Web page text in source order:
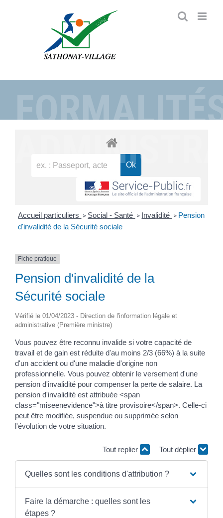
Accueil particuliers > Social - Santé > Invalidité > Pension
d'invalidité de la Sécurité sociale
Fiche pratique
Pension d'invalidité de la
Sécurité sociale
Vérifié le 01/04/2023 - Direction de l'information légale et
administrative (Première ministre)
Vous pouvez être reconnu invalide si votre capacité de
travail et de gain est réduite d'au moins 2/3 (66%) à la suite
d'un accident ou d'une maladie d'origine non
professionnelle. Vous pouvez obtenir le versement d'une
pension d'invalidité pour compenser la perte de salaire. La
pension d'invalidité est attribuée <span
class="miseenevidence">à titre provisoire</span>. Celle-ci
peut être modifiée, suspendue ou supprimée selon
l'évolution de votre situation.
Tout replier Tout déplier
Quelles sont les conditions d'attribution ?
Faire la démarche : quelles sont les
étapes ?